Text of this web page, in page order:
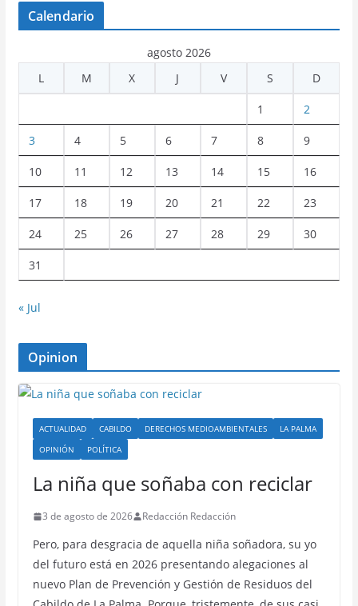
Calendario
agosto 2026
L
M X J V S D
1 2
3 4 5 6 7 8 9
10 11 12 13 14 15 16
17 18 19 20 21 22 23
24 25 26 27 28 29 30
31
« Jul
Opinion
ACTUALIDAD CABILDO DERECHOS MEDIOAMBIENTALES
LA PALMA
OPINIÓN
POLÍTICA
La niña que soñaba con reciclar
3 de agosto de 2026 Redacción Redacción
Pero, para desgracia de aquella niña soñadora, su yo
del futuro está en 2026 presentando alegaciones al
nuevo Plan de Prevención y Gestión de Residuos del